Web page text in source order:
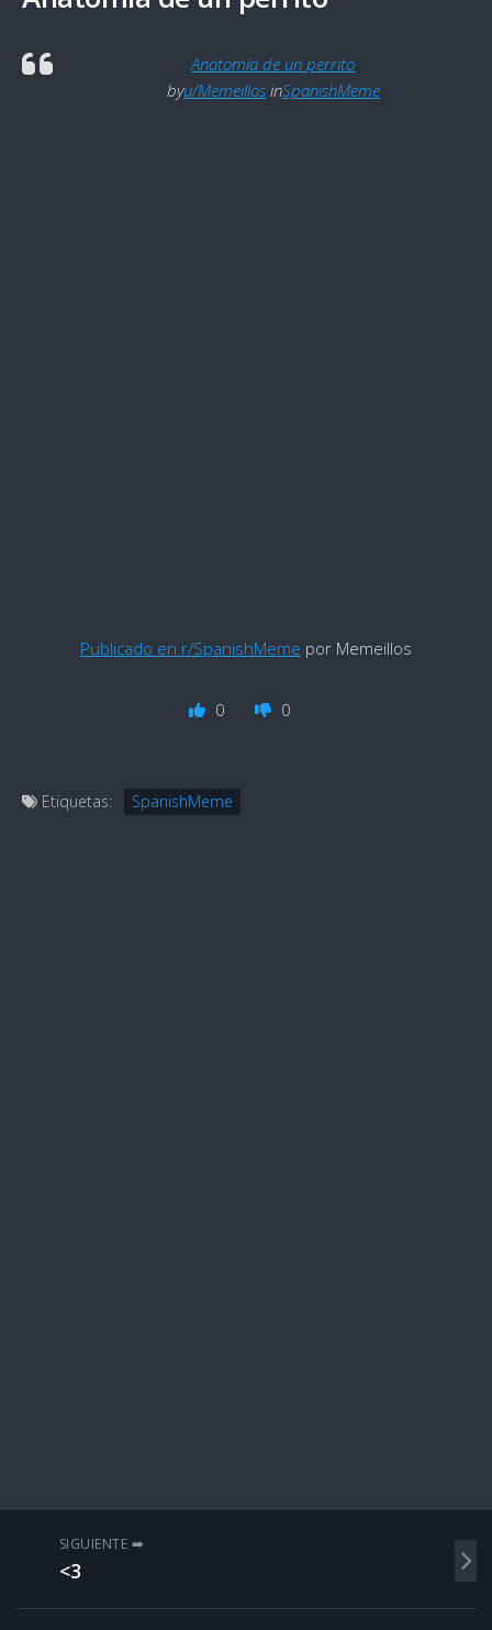
Anatomía de un perrito
byu/MemeillosinSpanishMeme
Publicado en r/SpanishMeme por Memeillos
0 0
Etiquetas: SpanishMeme
SIGUIENTE ➡️
<3